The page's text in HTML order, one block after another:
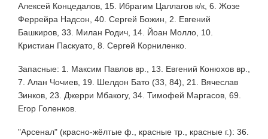
Алексей Концедалов, 15. Ибрагим Цаллагов к/к, 6. Жозе
Феррейра Надсон, 40. Сергей Божин, 2. Евгений
Башкиров, 33. Милан Родич, 14. Йоан Молло, 10.
Кристиан Паскуато, 8. Сергей Корниленко.
Запасные: 1. Максим Павлов вр., 13. Евгений Конюхов вр.,
7. Алан Чочиев, 19. Шелдон Бато (33, 84), 21. Вячеслав
Зинков, 23. Джерри Мбакогу, 34. Тимофей Маргасов, 69.
Егор Голенков.
"Арсенал" (красно-жёлтые ф., красные тр., красные г.): 36.